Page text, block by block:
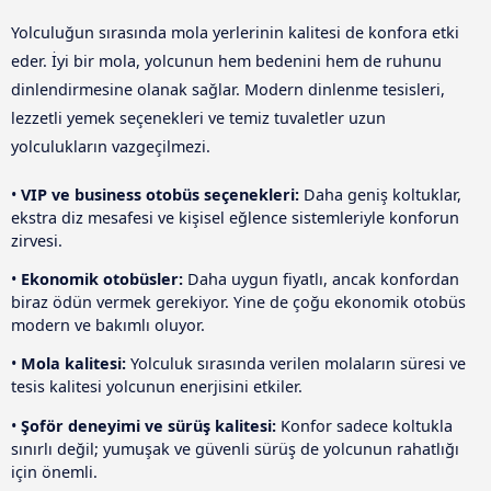
Yolculuğun sırasında mola yerlerinin kalitesi de konfora etki
eder. İyi bir mola, yolcunun hem bedenini hem de ruhunu
dinlendirmesine olanak sağlar. Modern dinlenme tesisleri,
lezzetli yemek seçenekleri ve temiz tuvaletler uzun
yolculukların vazgeçilmezi.
• VIP ve business otobüs seçenekleri: Daha geniş koltuklar,
ekstra diz mesafesi ve kişisel eğlence sistemleriyle konforun
zirvesi.
• Ekonomik otobüsler: Daha uygun fiyatlı, ancak konfordan
biraz ödün vermek gerekiyor. Yine de çoğu ekonomik otobüs
modern ve bakımlı oluyor.
• Mola kalitesi: Yolculuk sırasında verilen molaların süresi ve
tesis kalitesi yolcunun enerjisini etkiler.
• Şoför deneyimi ve sürüş kalitesi: Konfor sadece koltukla
sınırlı değil; yumuşak ve güvenli sürüş de yolcunun rahatlığı
için önemli.